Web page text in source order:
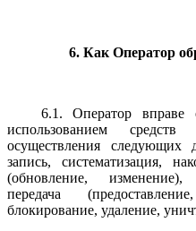
6. Как Оператор
6.1. Оператор вправе
использованием средств
осуществления
запись, систематизация,
(обновление, изменение),
передача
блокирование, удаление,